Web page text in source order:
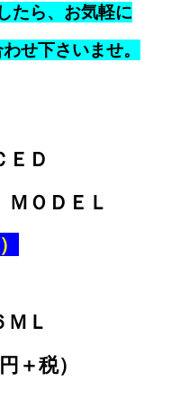
たら、お気軽に
せ下さいませ。
ＥＤ
ＯＤＥＬ
Ｌ
＋税）